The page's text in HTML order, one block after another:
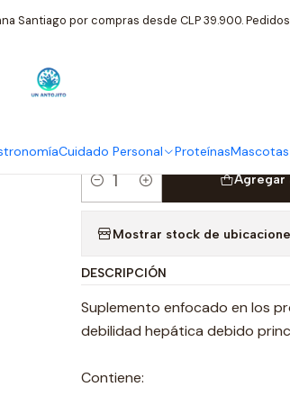
Cuidado Personal ProteínasMascotas
Santiago por compras desde CLP 39.900.
Fnl Hepagras 60 Caps Sindrome Metabolico
Cantidad
Agregar
Mostrar stock de
DESCRIPCIÓN
Suplemento enfocado en los
debilidad hepática debido
Contiene: